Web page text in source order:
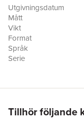
obvious borders or
But this is Ciri, the
defeated. She knows
Witcher, Geralt, and
her worst nightmare.
wounded and
Utgivningsdatum
Mått
Vikt
Format
Språk
Serie
ISBN
Översättare
Tillhör följande